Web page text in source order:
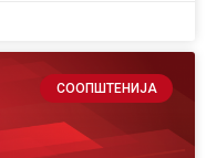
СООПШТЕНИЈА